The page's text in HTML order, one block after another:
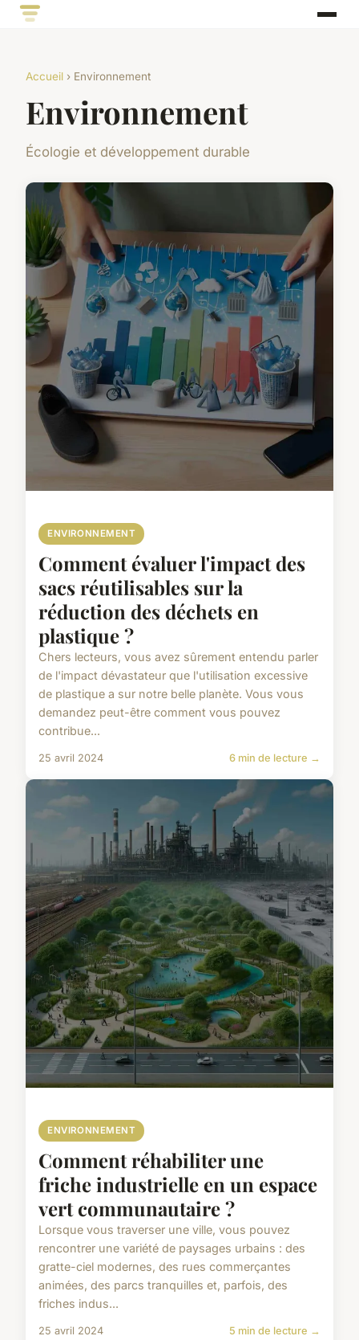
Accueil › Environnement
Environnement
Écologie et développement durable
ENVIRONNEMENT
Comment évaluer l'impact des
sacs réutilisables sur la
réduction des déchets en
plastique ?
Chers lecteurs, vous avez sûrement entendu parler
de l'impact dévastateur que l'utilisation excessive
de plastique a sur notre belle planète. Vous vous
demandez peut-être comment vous pouvez
contribue...
25 avril 2024 6 min de lecture →
ENVIRONNEMENT
Comment réhabiliter une
friche industrielle en un espace
vert communautaire ?
Lorsque vous traverser une ville, vous pouvez
rencontrer une variété de paysages urbains : des
gratte-ciel modernes, des rues commerçantes
animées, des parcs tranquilles et, parfois, des
friches indus...
25 avril 2024 5 min de lecture →